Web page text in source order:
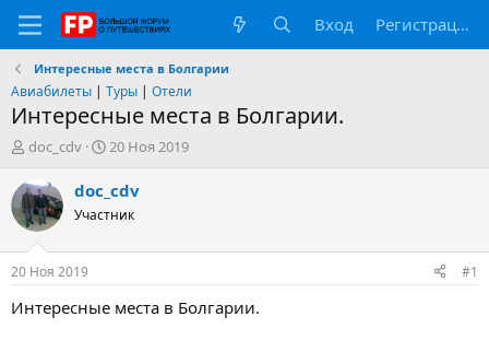
Вход Регистрация
Интересные места в Болгарии
Авиабилеты | Туры | Отели
Интересные места в Болгарии.
А
т
о
р
т
е
м
ы
doc_cdv
Д
т
а
н
а
л
20 Ноя 2019
doc_cdv
Участник
20 Ноя 2019 #1
Интересные места в Болгарии.